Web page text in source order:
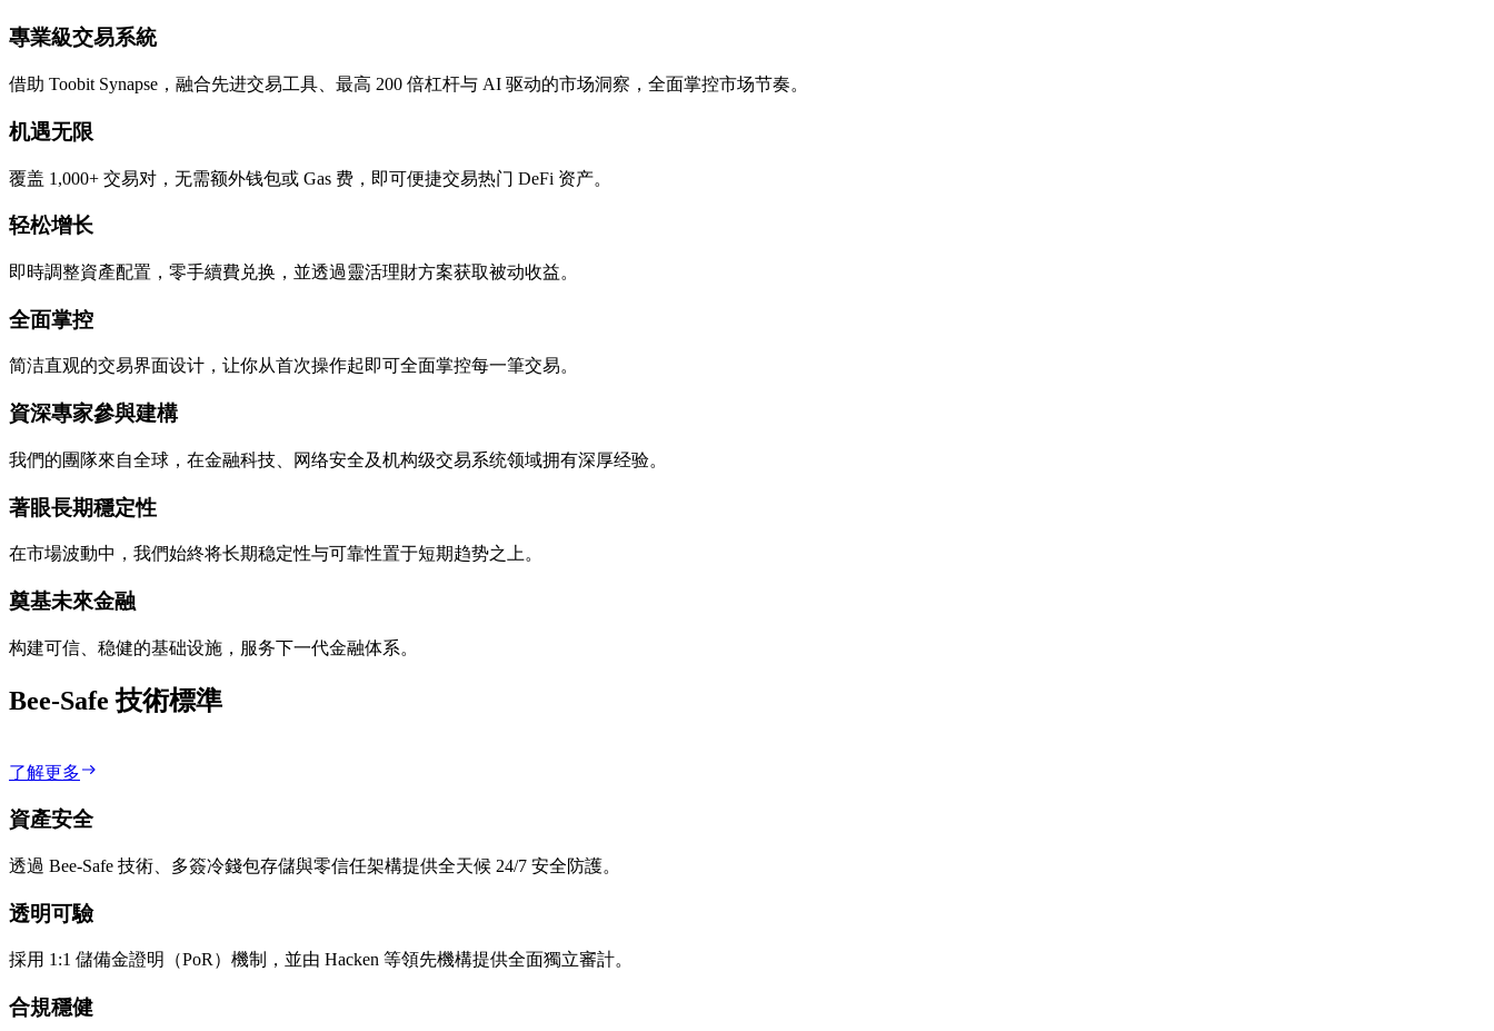
專業級交易系統
借助 Toobit Synapse，融合先进交易工具、最高 200 倍杠杆与 AI 驱动的市场洞察，全面掌控市场节奏。
机遇无限
覆盖 1,000+ 交易对，无需额外钱包或 Gas 费，即可便捷交易热门 DeFi 资产。
轻松增长
即時調整資產配置，零手續費兑换，並透過靈活理財方案获取被动收益。
全面掌控
简洁直观的交易界面设计，让你从首次操作起即可全面掌控每一筆交易。
資深專家參與建構
我們的團隊來自全球，在金融科技、网络安全及机构级交易系统领域拥有深厚经验。
著眼長期穩定性
在市場波動中，我們始終将长期稳定性与可靠性置于短期趋势之上。
奠基未來金融
构建可信、稳健的基础设施，服务下一代金融体系。
Bee-Safe 技術標準
了解更多
資產安全
透過 Bee-Safe 技術、多簽冷錢包存儲與零信任架構提供全天候 24/7 安全防護。
透明可驗
採用 1:1 儲備金證明（PoR）機制，並由 Hacken 等領先機構提供全面獨立審計。
合規穩健